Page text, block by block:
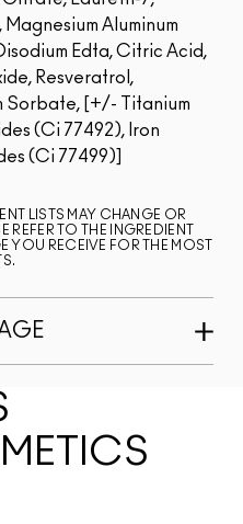
Aluminum
Edta, Citric Acid,
Resveratrol,
Sorbate, [+/- Titanium
(Ci 77492), Iron
(Ci 77499)]
LISTS MAY CHANGE OR
REFER TO THE INGREDIENT
YOU RECEIVE FOR THE MOST